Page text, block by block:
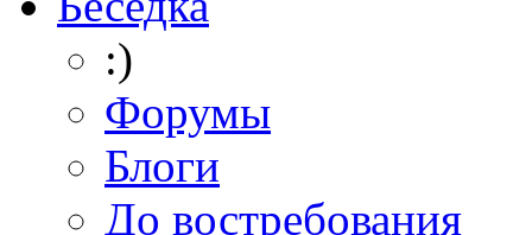
:)
Форумы
Блоги
До востребования